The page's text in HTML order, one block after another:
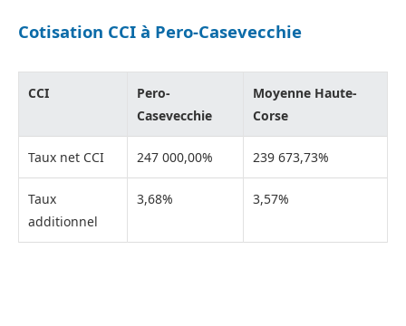
Cotisation CCI à Pero-Casevecchie
CCI
Pero-
Casevecchie
Moyenne Haute-
Corse
Taux net CCI 247 000,00% 239 673,73%
Taux
additionnel
3,68% 3,57%